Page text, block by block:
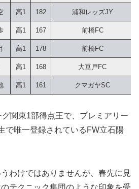
高1 182 浦和レッズJY
高1 167 前橋FC
高1 178 前橋FC
高1 168 大豆戸FC
高1 161 クマガヤSC
関東1部得点王で、プレミアリー
で唯一登録されているFW立石陽
わけではありませんが、春先に見
テクニック集団のような印象を受